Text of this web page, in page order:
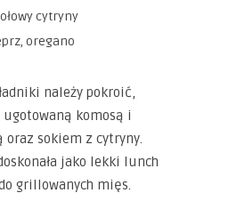
cytryny
oregano
należy pokroić,
komosą i
oraz sokiem z cytryny.
jako lekki lunch
grillowanych mięs.